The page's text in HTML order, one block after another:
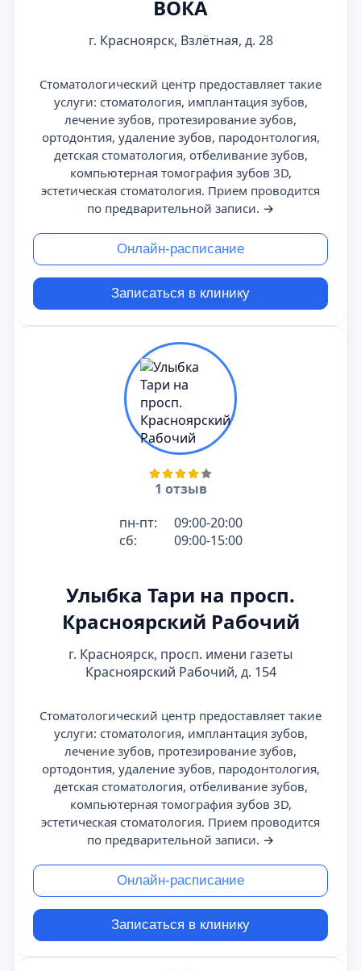
ВОКА
г. Красноярск, Взлётная, д. 28
Стоматологический центр предоставляет такие
услуги: стоматология, имплантация зубов,
лечение зубов, протезирование зубов,
ортодонтия, удаление зубов, пародонтология,
детская стоматология, отбеливание зубов,
компьютерная томография зубов 3D,
эстетическая стоматология. Прием проводится
по предварительной записи. →
Онлайн-расписание
Записаться в клинику
1 отзыв
пн-пт:
09:00-20:00
сб:
09:00-15:00
Улыбка Тари на просп.
Красноярский Рабочий
г. Красноярск, просп. имени газеты
Красноярский Рабочий, д. 154
Стоматологический центр предоставляет такие
услуги: стоматология, имплантация зубов,
лечение зубов, протезирование зубов,
ортодонтия, удаление зубов, пародонтология,
детская стоматология, отбеливание зубов,
компьютерная томография зубов 3D,
эстетическая стоматология. Прием проводится
по предварительной записи. →
Онлайн-расписание
Записаться в клинику